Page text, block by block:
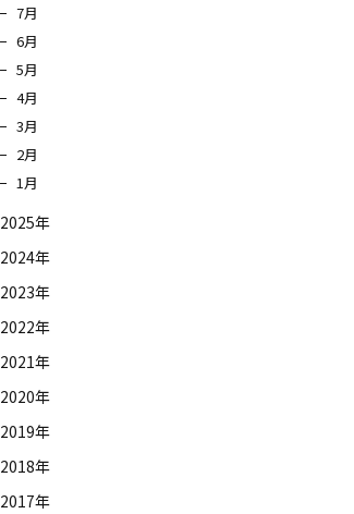
7月
6月
5月
4月
3月
2月
1月
2025年
2024年
2023年
2022年
2021年
2020年
2019年
2018年
2017年